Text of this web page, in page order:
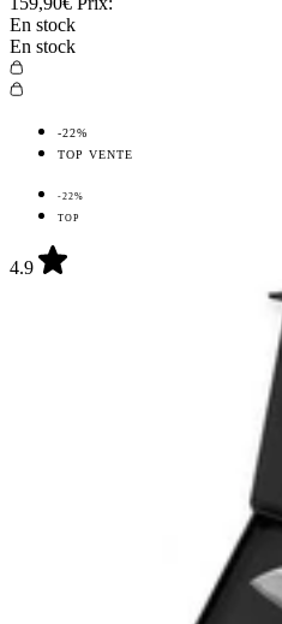
En stock
En stock
-22%
TOP VENTE
-22%
TOP
4.9